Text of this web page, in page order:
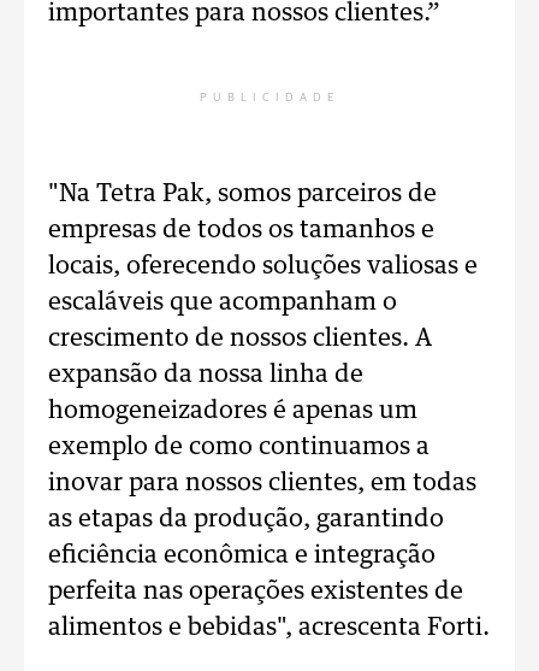
importantes para nossos clientes.”
PUBLICIDADE
"Na Tetra Pak, somos parceiros de
empresas de todos os tamanhos e
locais, oferecendo soluções valiosas e
escaláveis que acompanham o
crescimento de nossos clientes. A
expansão da nossa linha de
homogeneizadores é apenas um
exemplo de como continuamos a
inovar para nossos clientes, em todas
as etapas da produção, garantindo
eficiência econômica e integração
perfeita nas operações existentes de
alimentos e bebidas", acrescenta Forti.